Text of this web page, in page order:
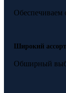
Обеспечиваем
Широкий
Обширный